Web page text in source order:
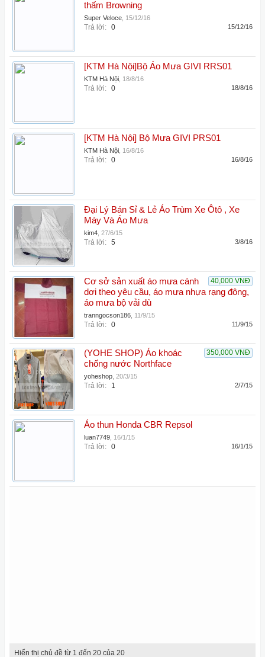
thấm Browning
Super Veloce 15/12/16
Trả lời: 0 15/12/16
[KTM Hà Nội]Bộ Áo Mưa GIVI RRS01
KTM Hà Nội 18/8/16
Trả lời: 0 18/8/16
[KTM Hà Nội] Bộ Mưa GIVI PRS01
KTM Hà Nội 16/8/16
Trả lời: 0 16/8/16
Đại Lý Bán Sỉ & Lẻ Áo Trùm Xe Ôtô , Xe
Máy Và Áo Mưa
kim4 27/6/15
Trả lời: 5 3/8/16
40,000 VNĐ
Cơ sở sản xuất áo mưa cánh
dơi theo yêu cầu, áo mưa nhựa rạng đông,
áo mưa bộ vải dù
tranngocson186 11/9/15
Trả lời: 0 11/9/15
350,000 VNĐ
(YOHE SHOP) Áo khoác
chống nước Northface
yoheshop 20/3/15
Trả lời: 1 2/7/15
Áo thun Honda CBR Repsol
luan7749 16/1/15
Trả lời: 0 16/1/15
Hiển thị chủ đề từ 1 đến 20 của 20